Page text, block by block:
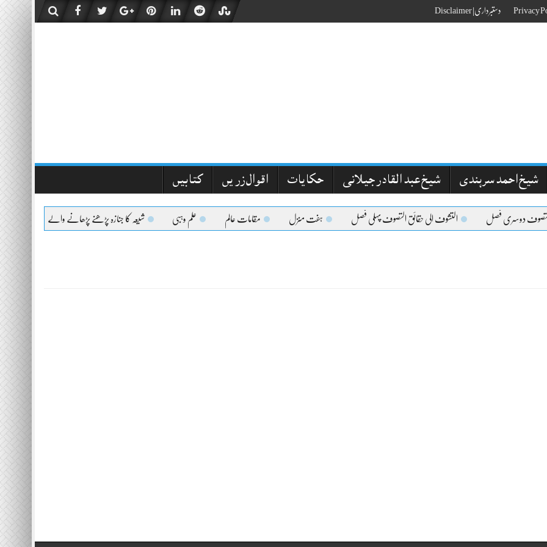
دستبرداری| Disclaimer
شیخ احمد سرہندی شیخ عبد القادر جیلانی حکایات اقوال زریں کتابیں
دوسری فصل التشوف الی حقائق التصوف پہلی فصل ہفت منزل مقامات عالم علم وہبی شیعہ کا جنازہ پڑھنے پڑھانے والےکیلئے اعلیٰحضرت کا